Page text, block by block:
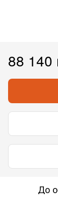
88 140
До